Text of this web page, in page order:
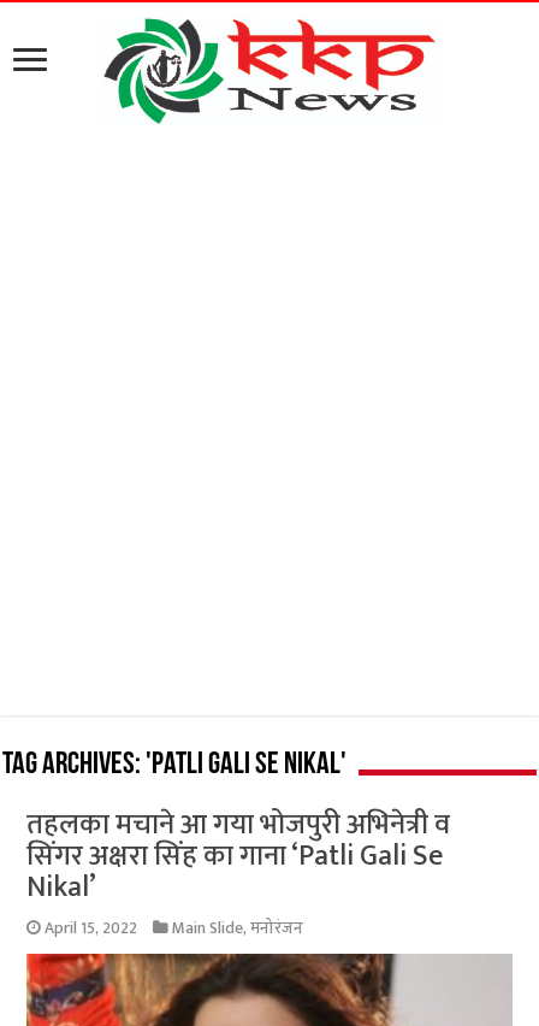
Tag Archives: 'Patli Gali Se Nikal'
तहलका मचाने आ गया भोजपुरी अभिनेत्री व
सिंगर अक्षरा सिंह का गाना ‘Patli Gali Se
Nikal’
April 15, 2022 Main Slide,मनोरंजन